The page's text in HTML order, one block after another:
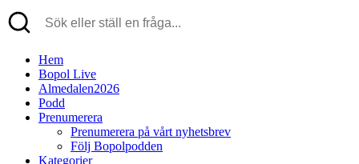
Hem
Bopol Live
Almedalen2026
Podd
Prenumerera
Prenumerera på vårt nyhetsbrev
Följ Bopolpodden
Kategorier